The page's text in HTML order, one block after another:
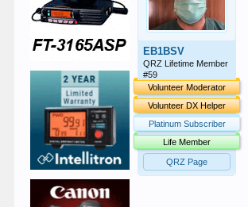
EB1BSV
QRZ Lifetime Member
#59
Volunteer Moderator
Volunteer DX Helper
Platinum Subscriber
Life Member
QRZ Page